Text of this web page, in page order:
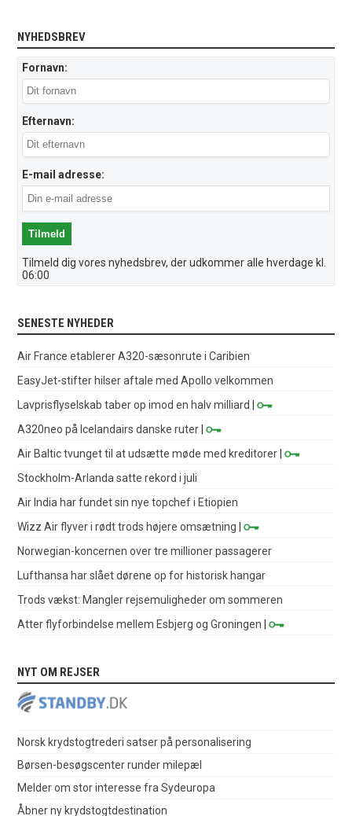
NYHEDSBREV
Fornavn:
Efternavn:
E-mail adresse:
Tilmeld dig vores nyhedsbrev, der udkommer alle hverdage kl.
06:00
SENESTE NYHEDER
Air France etablerer A320-sæsonrute i Caribien
EasyJet-stifter hilser aftale med Apollo velkommen
Lavprisflyselskab taber op imod en halv milliard
|
A320neo på Icelandairs danske ruter |
Air Baltic tvunget til at udsætte møde med kreditorer |
Stockholm-Arlanda satte rekord i juli
Air India har fundet sin nye topchef i Etiopien
Wizz Air flyver i rødt trods højere omsætning |
Norwegian-koncernen over tre millioner passagerer
Lufthansa har slået dørene op for historisk hangar
Trods vækst: Mangler rejsemuligheder om sommeren
Atter flyforbindelse mellem Esbjerg og Groningen |
NYT OM REJSER
Norsk krydstogtrederi satser på personalisering
Børsen-besøgscenter runder milepæl
Melder om stor interesse fra Sydeuropa
Åbner ny krydstogtdestination